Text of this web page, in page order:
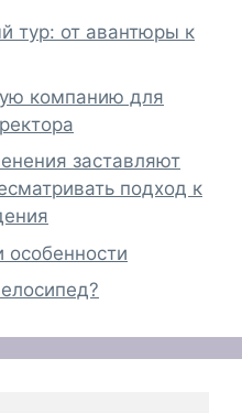
тур: от авантюры к
компанию для
заставляют
подход к